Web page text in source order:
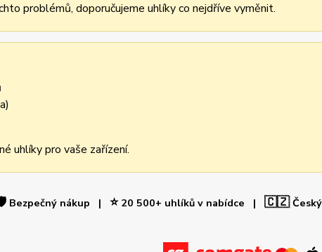
problémů, doporučujeme uhlíky co nejdříve vyměnit.
uhlíky pro vaše zařízení.
Bezpečný nákup | ⭐20 500+ uhlíků v nabídce | 🇨🇿